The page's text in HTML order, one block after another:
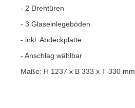
- 2 Drehtüren
- 3 Glaseinlegeböden
- inkl. Abdeckplatte
- Anschlag wählbar
Maße: H 1237 x B 333 x T 330 mm